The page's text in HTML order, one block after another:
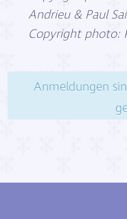
Andrieu & Paul
Copyright photo:
Anmeldungen